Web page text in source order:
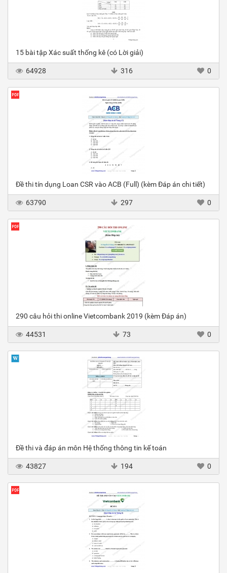
15 bài tập Xác suất thống kê (có Lời giải)
64928 316 0
Đề thi tín dụng Loan CSR vào ACB (Full) (kèm Đáp án chi tiết)
63790 297 0
290 câu hỏi thi online Vietcombank 2019 (kèm Đáp án)
44531 73 0
Đề thi và đáp án môn Hệ thống thông tin kế toán
43827 194 0